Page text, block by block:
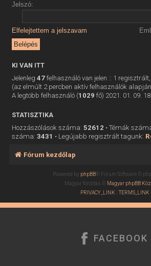
Jelszó:
Elfelejtettem a jelszavam
KI VAN ITT
Jelenleg 47felhasználó van jelen :: 1 regisztrált,
(az elmúlt 2 percben aktív felhasználók
A legtöbb felhasználó (1029 fő) 2021. 01. 09.
STATISZTIKA
Hozzászólások száma: 52612 • Témák
száma: 3431 • Legújabb regisztrált tagunk:
Fórum kezdőlap
Powered by phpBB® Forum Software ©
Magyar fordítás © Magyar phpBB
PRIVACY_LINK |TERMS_LINK
FACEBOOK